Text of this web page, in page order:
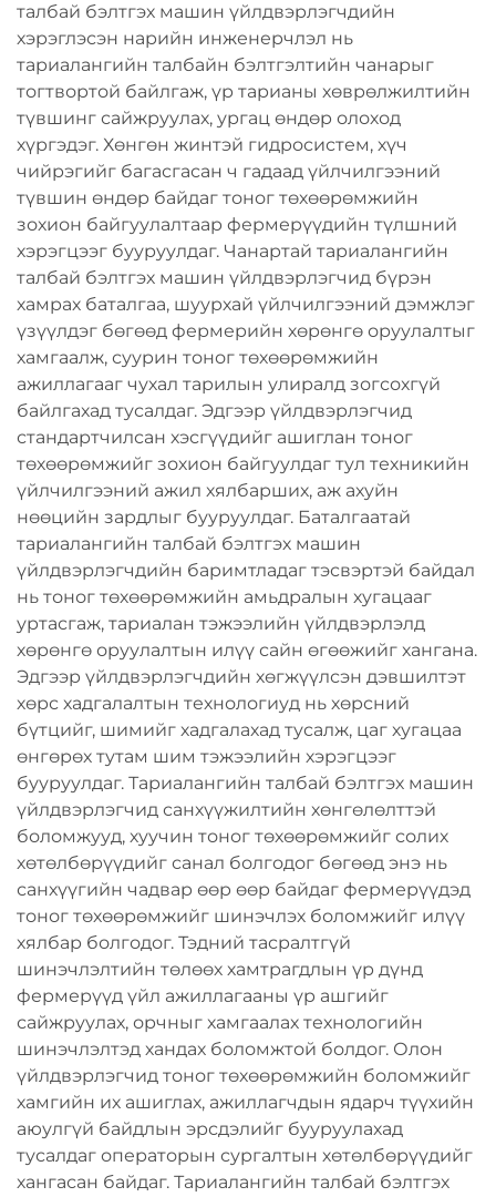
талбай бэлтгэх машин үйлдвэрлэгчдийн
хэрэглэсэн нарийн инженерчлэл нь
тариалангийн талбайн бэлтгэлтийн чанарыг
тогтвортой байлгаж, үр тарианы хөврөлжилтийн
түвшинг сайжруулах, ургац өндөр олоход
хүргэдэг. Хөнгөн жинтэй гидросистем, хүч
чийрэгийг багасгасан ч гадаад үйлчилгээний
түвшин өндөр байдаг тоног төхөөрөмжийн
зохион байгуулалтаар фермерүүдийн түлшний
хэрэгцээг бууруулдаг. Чанартай тариалангийн
талбай бэлтгэх машин үйлдвэрлэгчид бүрэн
хамрах баталгаа, шуурхай үйлчилгээний дэмжлэг
үзүүлдэг бөгөөд фермерийн хөрөнгө оруулалтыг
хамгаалж, суурин тоног төхөөрөмжийн
ажиллагааг чухал тарилын улиралд зогсохгүй
байлгахад тусалдаг. Эдгээр үйлдвэрлэгчид
стандартчилсан хэсгүүдийг ашиглан тоног
төхөөрөмжийг зохион байгуулдаг тул техникийн
үйлчилгээний ажил хялбарших, аж ахуйн
нөөцийн зардлыг бууруулдаг. Баталгаатай
тариалангийн талбай бэлтгэх машин
үйлдвэрлэгчдийн баримтладаг тэсвэртэй байдал
нь тоног төхөөрөмжийн амьдралын хугацааг
уртасгаж, тариалан тэжээлийн үйлдвэрлэлд
хөрөнгө оруулалтын илүү сайн өгөөжийг хангана.
Эдгээр үйлдвэрлэгчдийн хөгжүүлсэн дэвшилтэт
хөрс хадгалалтын технологиуд нь хөрсний
бүтцийг, шимийг хадгалахад тусалж, цаг хугацаа
өнгөрөх тутам шим тэжээлийн хэрэгцээг
бууруулдаг. Тариалангийн талбай бэлтгэх машин
үйлдвэрлэгчид санхүүжилтийн хөнгөлөлттэй
боломжууд, хуучин тоног төхөөрөмжийг солих
хөтөлбөрүүдийг санал болгодог бөгөөд энэ нь
санхүүгийн чадвар өөр өөр байдаг фермерүүдэд
тоног төхөөрөмжийг шинэчлэх боломжийг илүү
хялбар болгодог. Тэдний тасралтгүй
шинэчлэлтийн төлөөх хамтрагдлын үр дүнд
фермерүүд үйл ажиллагааны үр ашгийг
сайжруулах, орчныг хамгаалах технологийн
шинэчлэлтэд хандах боломжтой болдог. Олон
үйлдвэрлэгчид тоног төхөөрөмжийн боломжийг
хамгийн их ашиглах, ажиллагчдын ядарч түүхийн
аюулгүй байдлын эрсдэлийг бууруулахад
тусалдаг операторын сургалтын хөтөлбөрүүдийг
хангасан байдаг. Тариалангийн талбай бэлтгэх